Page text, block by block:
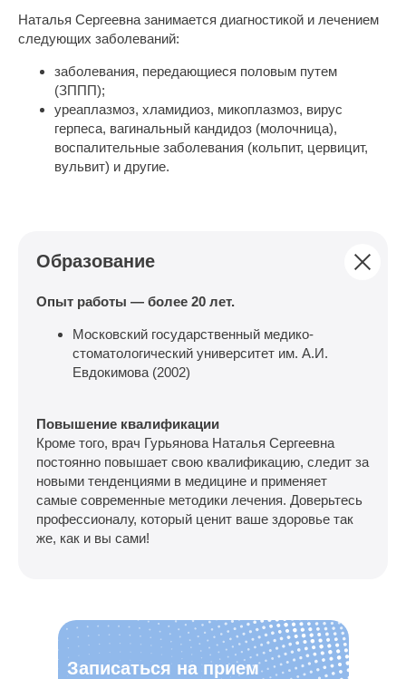
Наталья Сергеевна занимается диагностикой и лечением
следующих заболеваний:
заболевания, передающиеся половым путем
(ЗППП);
уреаплазмоз, хламидиоз, микоплазмоз, вирус
герпеса, вагинальный кандидоз (молочница),
воспалительные заболевания (кольпит, цервицит,
вульвит) и другие.
Образование
Опыт работы — более 20 лет.
Московский государственный медико-
стоматологический университет им. А.И.
Евдокимова (2002)
Повышение квалификации
Кроме того, врач Гурьянова Наталья Сергеевна
постоянно повышает свою квалификацию, следит за
новыми тенденциями в медицине и применяет
самые современные методики лечения. Доверьтесь
профессионалу, который ценит ваше здоровье так
же, как и вы сами!
Записаться на прием